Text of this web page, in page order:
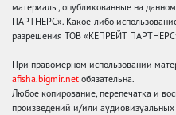
материалы, опубликованные на
ПАРТНЕРС». Какое-либо
разрешения ТОВ «КЕПРЕЙТ
При правомерном использовании
afisha.bigmir.net обязательна.
Любое копирование, перепечатка и
произведений и/или